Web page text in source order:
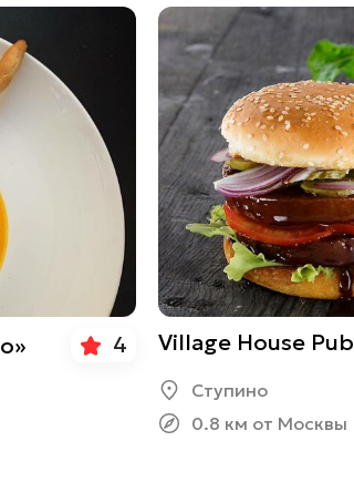
4 Village House Pub
Ступино
0.8 км от Москвы